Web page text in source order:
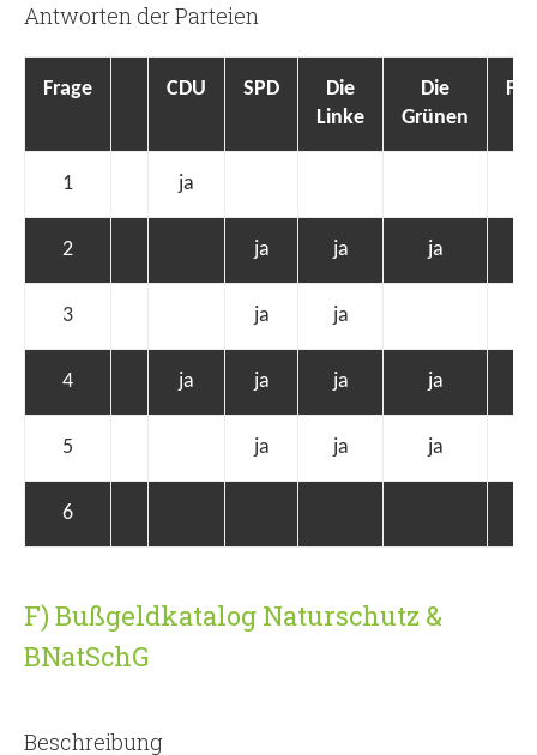
Antworten der Parteien
Frage CDU SPD
Die
Linke
Die
Grünen
1 ja
2 ja ja ja
3 ja ja
4 ja ja ja ja
5 ja ja ja
6
F) Bußgeldkatalog Naturschutz &
BNatSchG
Beschreibung